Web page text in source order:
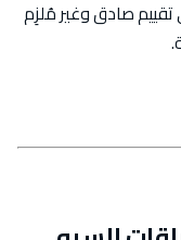
صادق وغير مُلزِم